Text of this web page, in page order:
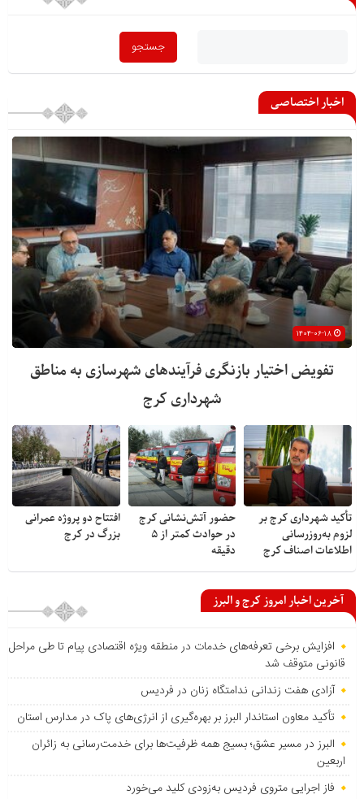
اخبار اختصاصی
تفویض اختیار بازنگری فرآیندهای شهرسازی به مناطق
شهرداری کرج
تأکید شهرداری کرج بر
لزوم به‌روزرسانی
اطلاعات اصناف کرج
حضور آتش‌نشانی کرج
در حوادث کمتر از ۵
دقیقه
افتتاح دو پروژه عمرانی
بزرگ در کرج
آخرین اخبار امروز کرج و البرز
افزایش برخی تعرفه‌های خدمات در منطقه ویژه اقتصادی پیام تا طی مراحل
قانونی متوقف شد
آزادی هفت زندانی ندامتگاه زنان در فردیس
تأکید معاون استاندار البرز بر بهره‌گیری از انرژی‌های پاک در مدارس استان
البرز در مسیر عشق؛ بسیج همه ظرفیت‌ها برای خدمت‌رسانی به زائران
اربعین
فاز اجرایی متروی فردیس به‌زودی کلید می‌خورد